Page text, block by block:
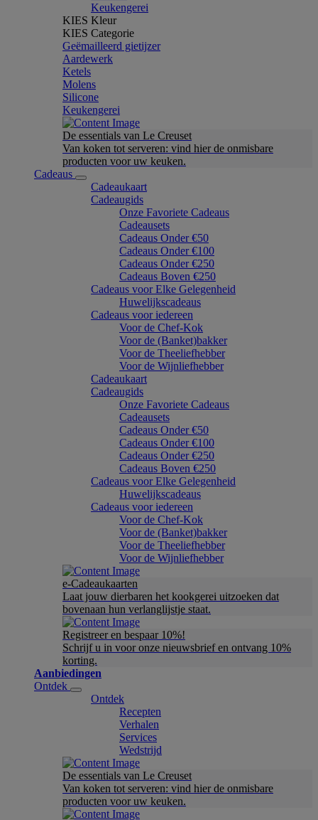
Keukengerei
KIES Kleur
KIES Categorie
Geëmailleerd gietijzer
Aardewerk
Ketels
Molens
Silicone
Keukengerei
De essentials van Le Creuset
Van koken tot serveren: vind hier de onmisbare
producten voor uw keuken.
Cadeaus
Cadeaukaart
Cadeaugids
Onze Favoriete Cadeaus
Cadeausets
Cadeaus Onder €50
Cadeaus Onder €100
Cadeaus Onder €250
Cadeaus Boven €250
Cadeaus voor Elke Gelegenheid
Huwelijkscadeaus
Cadeaus voor iedereen
Voor de Chef-Kok
Voor de (Banket)bakker
Voor de Theeliefhebber
Voor de Wijnliefhebber
Cadeaukaart
Cadeaugids
Onze Favoriete Cadeaus
Cadeausets
Cadeaus Onder €50
Cadeaus Onder €100
Cadeaus Onder €250
Cadeaus Boven €250
Cadeaus voor Elke Gelegenheid
Huwelijkscadeaus
Cadeaus voor iedereen
Voor de Chef-Kok
Voor de (Banket)bakker
Voor de Theeliefhebber
Voor de Wijnliefhebber
e-Cadeaukaarten
Laat jouw dierbaren het kookgerei uitzoeken dat
bovenaan hun verlanglijstje staat.
Registreer en bespaar 10%!
Schrijf u in voor onze nieuwsbrief en ontvang 10%
korting.
Aanbiedingen
Ontdek
Ontdek
Recepten
Verhalen
Services
Wedstrijd
De essentials van Le Creuset
Van koken tot serveren: vind hier de onmisbare
producten voor uw keuken.